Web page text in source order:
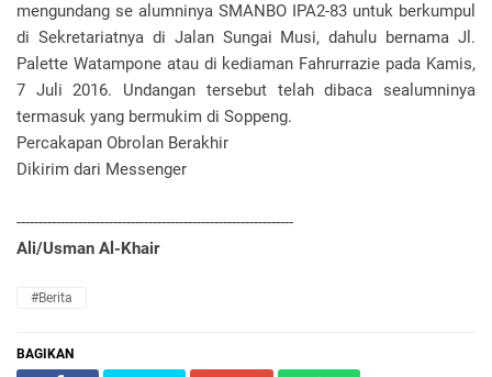
mengundang se alumninya SMANBO IPA2-83 untuk berkumpul
di Sekretariatnya di Jalan Sungai Musi, dahulu bernama Jl.
Palette Watampone atau di kediaman Fahrurrazie pada Kamis,
7 Juli 2016. Undangan tersebut telah dibaca sealumninya
termasuk yang bermukim di Soppeng.
Percakapan Obrolan Berakhir
Dikirim dari Messenger
---------------------------------------------------------------
Ali/Usman Al-Khair
#Berita
BAGIKAN